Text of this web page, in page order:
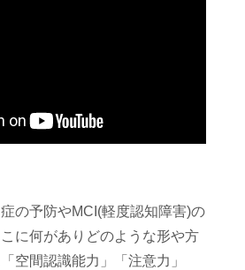
の予防やMCI(軽度認知障害)の
に何がありどのような形や方
空間認識能力」「注意力」